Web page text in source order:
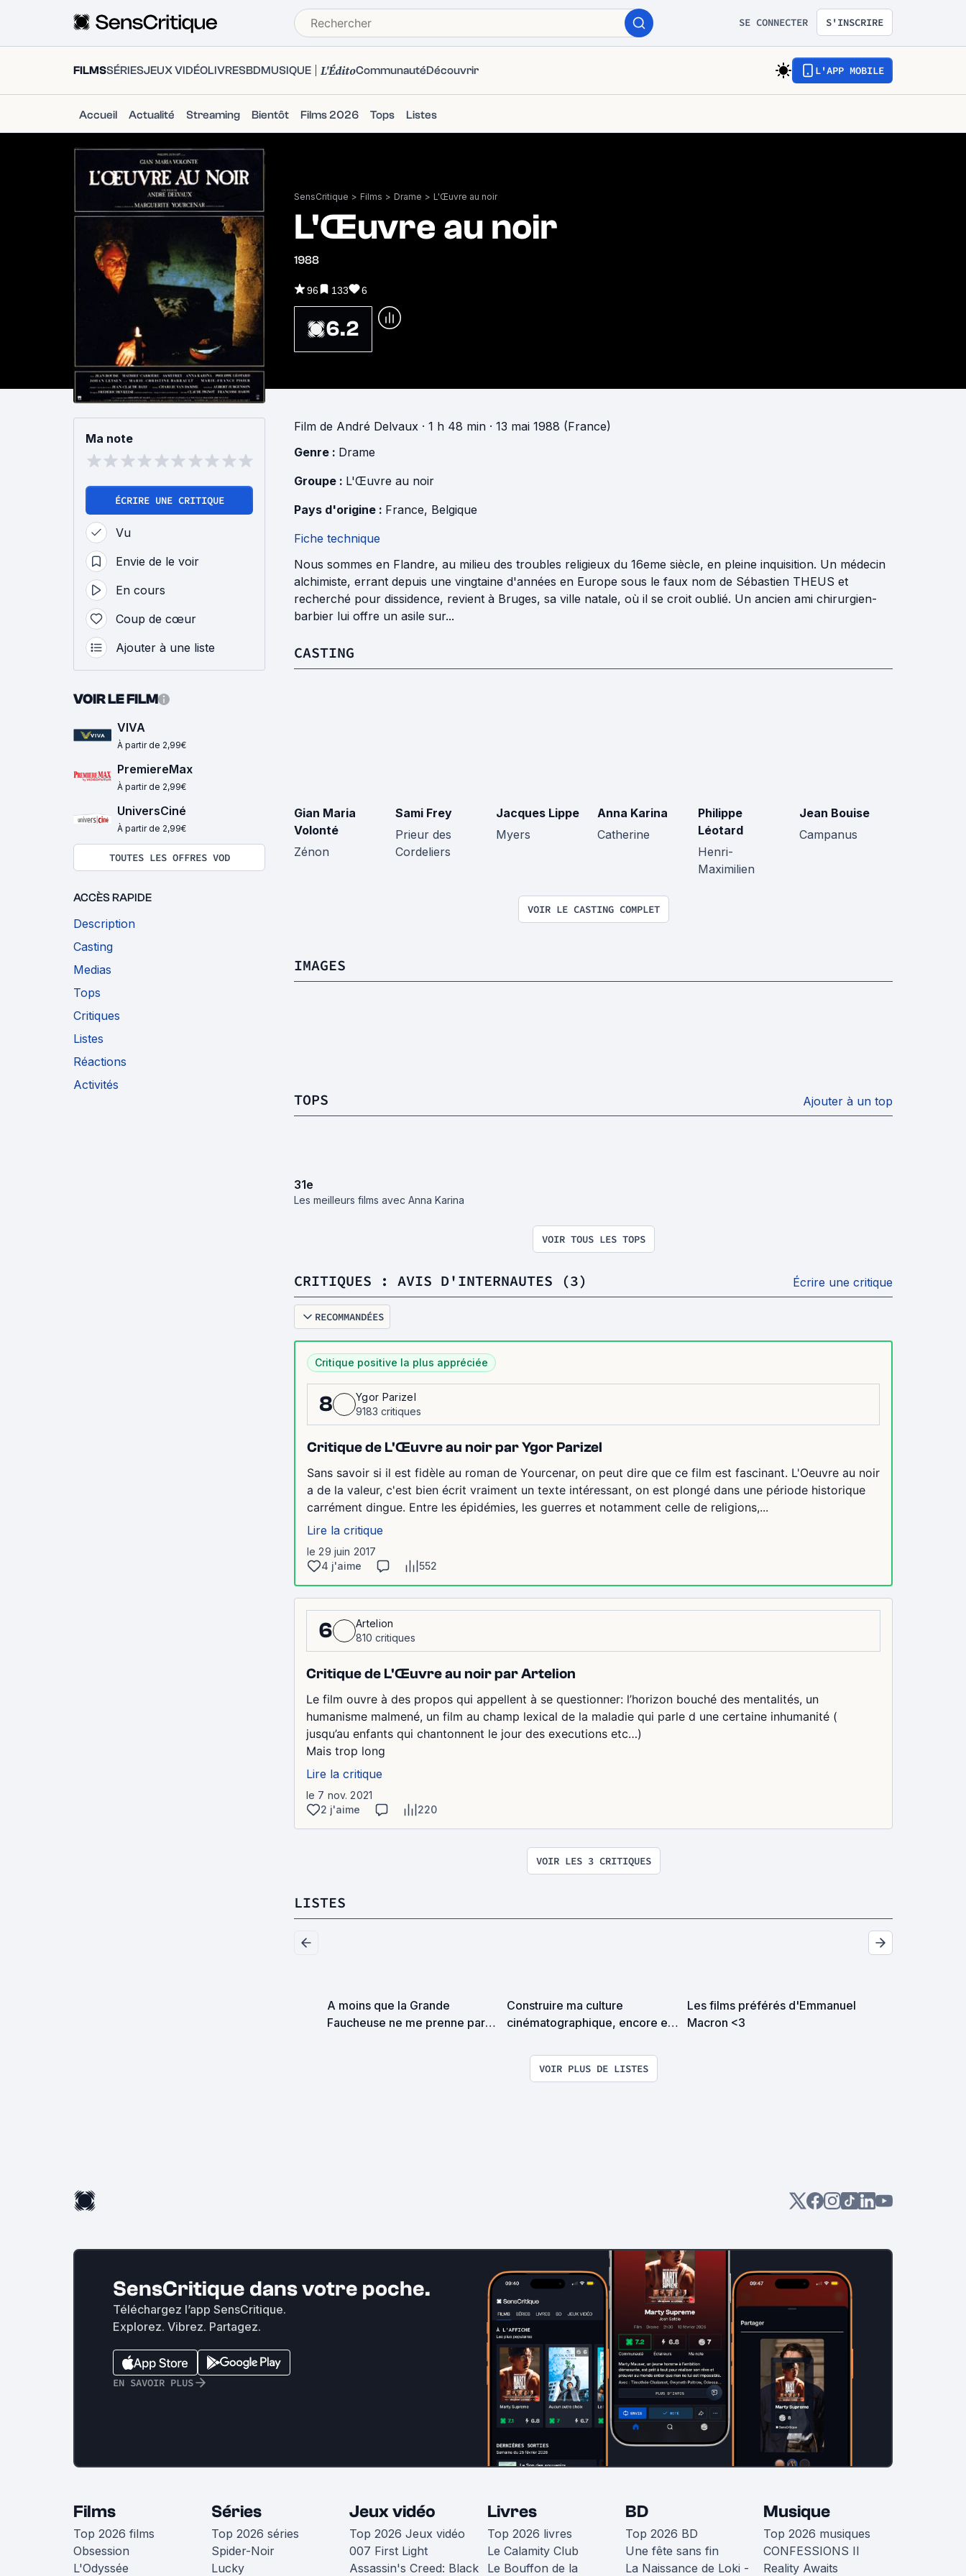
SE CONNECTER S'INSCRIRE
FILMSSÉRIESJEUX VIDÉOLIVRESBDMUSIQUE L'ÉditoCommunautéDécouvrir L'APP MOBILE
Accueil Actualité Streaming Bientôt Films 2026 Tops Listes
SensCritique > Films > Drame > L'Œuvre au noir
L'Œuvre au noir
1988
96 133 6
6.2
Ma note
ÉCRIRE UNE CRITIQUE
Vu
Envie de le voir
En cours
Coup de cœur
Ajouter à une liste
VOIR LE FILM
VIVA
À partir de 2,99€
PremiereMax
À partir de 2,99€
UniversCiné
À partir de 2,99€
TOUTES LES OFFRES VOD
ACCÈS RAPIDE
Description
Casting
Medias
Tops
Critiques
Listes
Réactions
Activités
Film de André Delvaux · 1 h 48 min · 13 mai 1988 (France)
Genre : Drame
Groupe : L'Œuvre au noir
Pays d'origine : France, Belgique
Fiche technique
Nous sommes en Flandre, au milieu des troubles religieux du 16eme siècle, en pleine inquisition. Un médecin
alchimiste, errant depuis une vingtaine d'années en Europe sous le faux nom de Sébastien THEUS et
recherché pour dissidence, revient à Bruges, sa ville natale, où il se croit oublié. Un ancien ami chirurgien-
barbier lui offre un asile sur...
CASTING
Gian Maria
Volonté
Zénon
Sami Frey
Prieur des
Cordeliers
Jacques Lippe
Myers
Anna Karina
Catherine
Philippe
Léotard
Henri-
Maximilien
Jean Bouise
Campanus
VOIR LE CASTING COMPLET
IMAGES
TOPS Ajouter à un top
31e
Les meilleurs films avec Anna Karina
VOIR TOUS LES TOPS
CRITIQUES : AVIS D'INTERNAUTES (3) Écrire une critique
RECOMMANDÉES
Critique positive la plus appréciée
8
Ygor Parizel
9183 critiques
Critique de L'Œuvre au noir par Ygor Parizel
Sans savoir si il est fidèle au roman de Yourcenar, on peut dire que ce film est fascinant. L'Oeuvre au noir
a de la valeur, c'est bien écrit vraiment un texte intéressant, on est plongé dans une période historique
carrément dingue. Entre les épidémies, les guerres et notamment celle de religions,...
Lire la critique
le 29 juin 2017
4 j'aime
552
6
Artelion
810 critiques
Critique de L'Œuvre au noir par Artelion
Le film ouvre à des propos qui appellent à se questionner: l’horizon bouché des mentalités, un
humanisme malmené, un film au champ lexical de la maladie qui parle d une certaine inhumanité (
jusqu’au enfants qui chantonnent le jour des executions etc…)
Mais trop long
Lire la critique
le 7 nov. 2021
2 j'aime
220
VOIR LES 3 CRITIQUES
LISTES
A moins que la Grande
Faucheuse ne me prenne par
Construire ma culture
cinématographique, encore et
Les films préférés d'Emmanuel
Macron <3
VOIR PLUS DE LISTES
SensCritique dans votre poche.
Téléchargez l’app SensCritique.
Explorez. Vibrez. Partagez.
EN SAVOIR PLUS
Films
Top 2026 films
Obsession
L'Odyssée
Séries
Top 2026 séries
Spider-Noir
Lucky
Jeux vidéo
Top 2026 Jeux vidéo
007 First Light
Assassin's Creed: Black
Livres
Top 2026 livres
Le Calamity Club
Le Bouffon de la
BD
Top 2026 BD
Une fête sans fin
La Naissance de Loki -
Musique
Top 2026 musiques
CONFESSIONS II
Reality Awaits